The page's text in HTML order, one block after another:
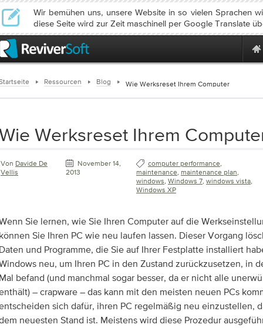
Wir bemühen uns, unsere Website in so vielen Sprachen
diese Seite wird zur Zeit maschinell per Google Translate
Ressourcen Blog Wie Werksreset Ihrem Computer
Werksreset Ihrem
Von Davide De
Vellis
November 14,
2013
computer performance,
maintenance, maintenance plan,
windows, Windows 7, windows vista,
Windows XP
Sie lernen, wie Sie Ihren Computer auf die
Sie Ihren PC wie neu laufen lassen. Dieser Vorgang
und Programme, die Sie auf Ihrer Festplatte installiert
neu, um Ihren PC in den Zustand zurückzusetzen, in
befand (und manchmal sogar besser, da er nicht alle
– crapware – das kann mit den meisten neuen PCs
sich dafür, ihren PC regelmäßig neu einzustellen,
neuesten Stand ist. Meistens wird diese Prozedur